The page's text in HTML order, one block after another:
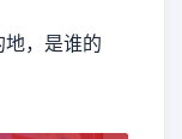
，是谁的